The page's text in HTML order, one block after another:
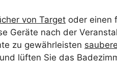
von Target oder einen
Geräte nach der
zu gewährleisten
lüften Sie das